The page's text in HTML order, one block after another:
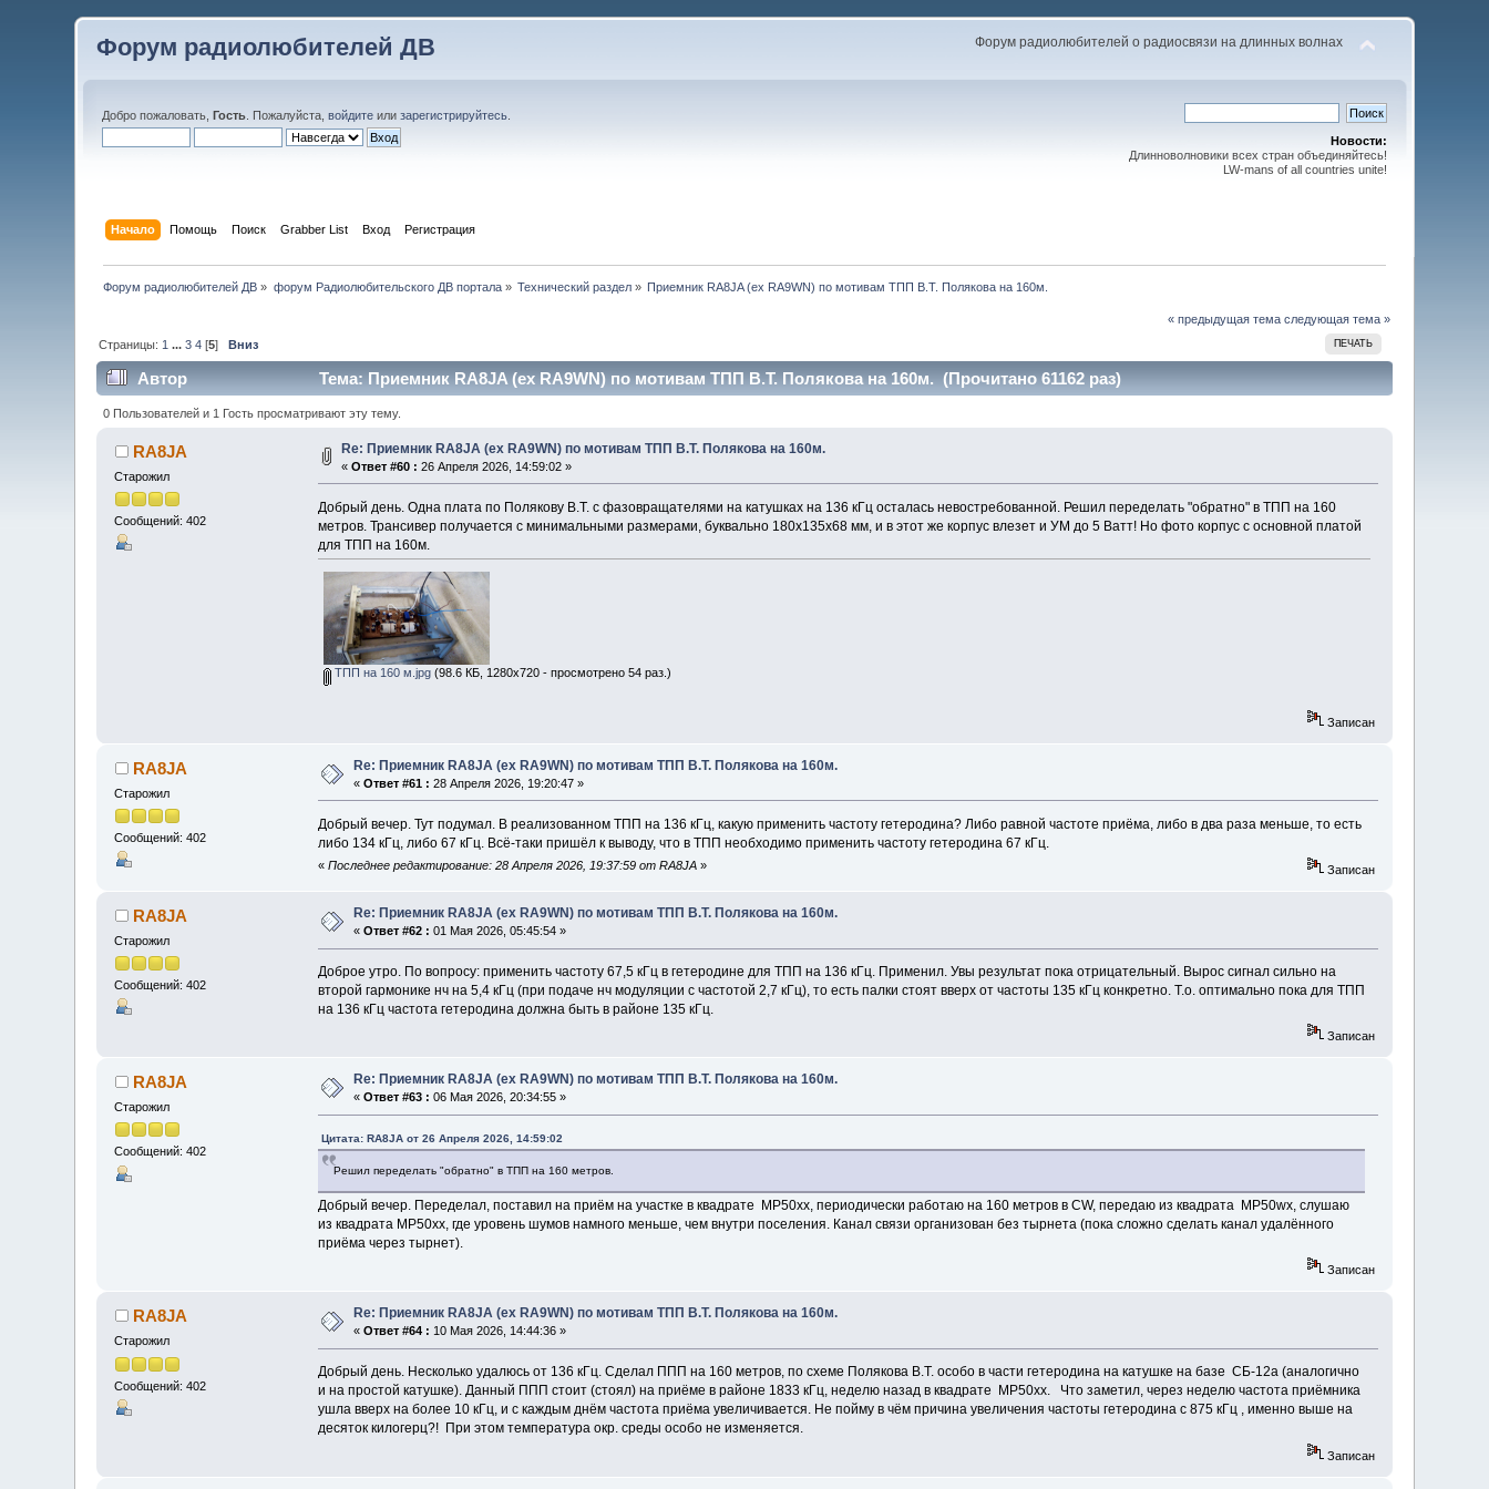
Форум радиолюбителей ДВ Форум радиолюбителей о радиосвязи на длинных волнах
Добро пожаловать,Гость . Пожалуйста,войдите илизарегистрируйтесь
Новости:
Длинноволновики всех стран объединяйтесь!
LW-mans of all countries unite!
Начало Помощь Поиск Grabber List Вход Регистрация
Форум радиолюбителей ДВ » форум Радиолюбительского ДВ портала» Технический раздел » Приемник RA8JA (ex RA9WN) по мотивам ТПП В.Т. Полякова на 160м.
« предыдущая тема следующая тема »
ПЕЧАТЬ
Страницы: 1 ...3 4 [5]Вниз
Автор Тема: Приемник RA8JA (ex RA9WN) по мотивам ТПП В.Т. Полякова на 160м. (Прочитано 61162 раз)
0 Пользователей и 1 Гость просматривают эту тему.
RA8JA
Старожил
Сообщений: 402
Re: Приемник RA8JA (ex RA9WN) по мотивам ТПП В.Т. Полякова на 160м.
«Ответ #60 : 26 Апреля 2026, 14:59:02 »
Добрый день. Одна плата по Полякову В.Т. с фазовращателями на катушках на 136 кГц осталась невостребованной. Решил переделать "обратно" в ТПП на 160
метров. Трансивер получается с минимальными размерами, буквально 180х135х68 мм, и в этот же корпус влезет и УМ до 5 Ватт! Но фото корпус с основной платой
для ТПП на 160м.
ТПП на 160 м.jpg (98.6 КБ, 1280x720 - просмотрено 54 раз.)
Записан
RA8JA
Старожил
Сообщений: 402
Re: Приемник RA8JA (ex RA9WN) по мотивам ТПП В.Т. Полякова на 160м.
«Ответ #61 : 28 Апреля 2026, 19:20:47 »
Добрый вечер. Тут подумал. В реализованном ТПП на 136 кГц, какую применить частоту гетеродина? Либо равной частоте приёма, либо в два раза меньше, то есть
либо 134 кГц, либо 67 кГц. Всё-таки пришёл к выводу, что в ТПП необходимо применить частоту гетеродина 67 кГц.
« Последнее редактирование: 28 Апреля 2026, 19:37:59 от RA8JA» Записан
RA8JA
Старожил
Сообщений: 402
Re: Приемник RA8JA (ex RA9WN) по мотивам ТПП В.Т. Полякова на 160м.
«Ответ #62 : 01 Мая 2026, 05:45:54 »
Доброе утро. По вопросу: применить частоту 67,5 кГц в гетеродине для ТПП на 136 кГц. Применил. Увы результат пока отрицательный. Вырос сигнал сильно на
второй гармонике нч на 5,4 кГц (при подаче нч модуляции с частотой 2,7 кГц), то есть палки стоят вверх от частоты 135 кГц конкретно. Т.о. оптимально пока для ТПП
на 136 кГц частота гетеродина должна быть в районе 135 кГц.
Записан
RA8JA
Старожил
Сообщений: 402
Re: Приемник RA8JA (ex RA9WN) по мотивам ТПП В.Т. Полякова на 160м.
«Ответ #63 : 06 Мая 2026, 20:34:55 »
Цитата: RA8JA от 26 Апреля 2026, 14:59:02
Решил переделать "обратно" в ТПП на 160 метров.
Добрый вечер. Переделал, поставил на приём на участке в квадрате MP50xx, периодически работаю на 160 метров в CW, передаю из квадрата MP50wx, слушаю
из квадрата MP50xx, где уровень шумов намного меньше, чем внутри поселения. Канал связи организован без тырнета (пока сложно сделать канал удалённого
приёма через тырнет).
Записан
RA8JA
Старожил
Сообщений: 402
Re: Приемник RA8JA (ex RA9WN) по мотивам ТПП В.Т. Полякова на 160м.
«Ответ #64 : 10 Мая 2026, 14:44:36 »
Добрый день. Несколько удалюсь от 136 кГц. Сделал ППП на 160 метров, по схеме Полякова В.Т. особо в части гетеродина на катушке на базе СБ-12а (аналогично
и на простой катушке). Данный ППП стоит (стоял) на приёме в районе 1833 кГц, неделю назад в квадрате MP50xx. Что заметил, через неделю частота приёмника
ушла вверх на более 10 кГц, и с каждым днём частота приёма увеличивается. Не пойму в чём причина увеличения частоты гетеродина с 875 кГц , именно выше на
десяток килогерц?! При этом температура окр. среды особо не изменяется.
Записан